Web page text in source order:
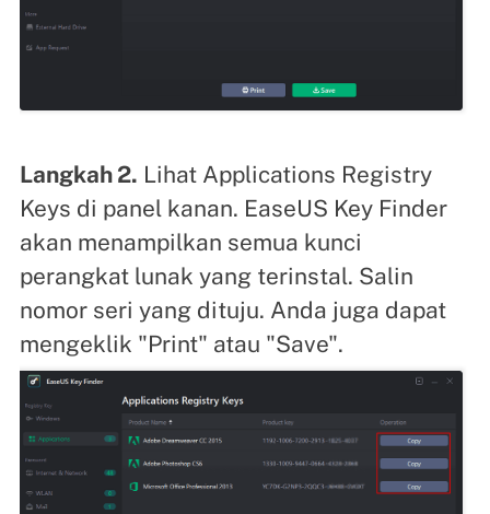
Langkah 2. Lihat Applications Registry
Keys di panel kanan. EaseUS Key Finder
akan menampilkan semua kunci
perangkat lunak yang terinstal. Salin
nomor seri yang dituju. Anda juga dapat
mengeklik "Print" atau "Save".